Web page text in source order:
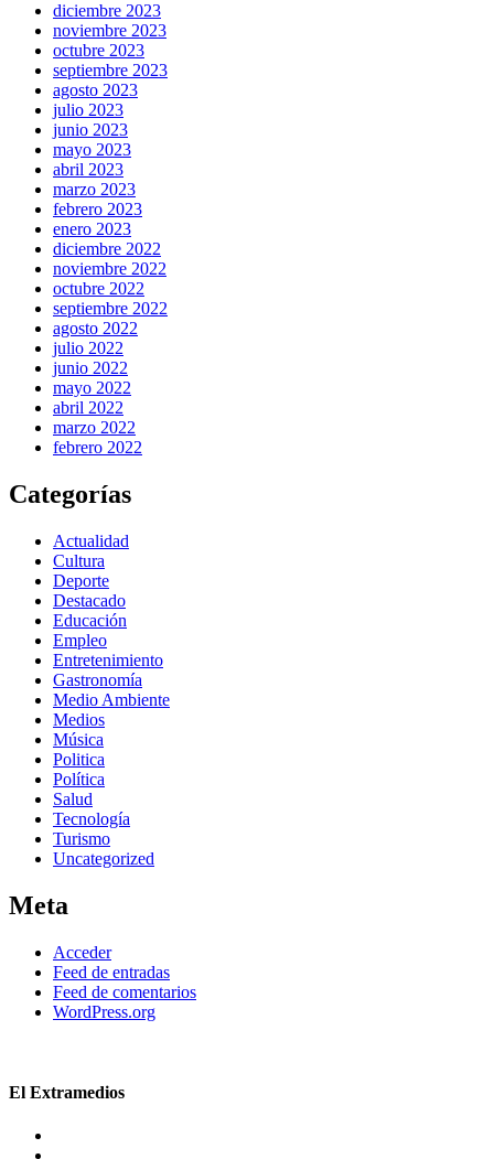
diciembre 2023
noviembre 2023
octubre 2023
septiembre 2023
agosto 2023
julio 2023
junio 2023
mayo 2023
abril 2023
marzo 2023
febrero 2023
enero 2023
diciembre 2022
noviembre 2022
octubre 2022
septiembre 2022
agosto 2022
julio 2022
junio 2022
mayo 2022
abril 2022
marzo 2022
febrero 2022
Categorías
Actualidad
Cultura
Deporte
Destacado
Educación
Empleo
Entretenimiento
Gastronomía
Medio Ambiente
Medios
Música
Politica
Política
Salud
Tecnología
Turismo
Uncategorized
Meta
Acceder
Feed de entradas
Feed de comentarios
WordPress.org
El Extramedios